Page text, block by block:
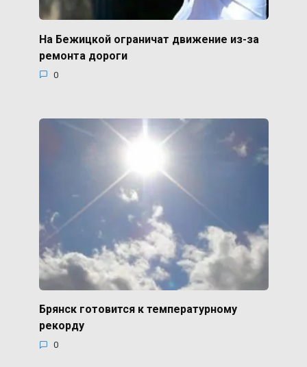
На Бежицкой ограничат движение из-за
ремонта дороги
0
Брянск готовится к температурному
рекорду
0